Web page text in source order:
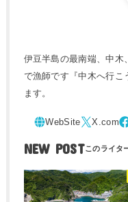
伊豆半島の最南端、中木
で漁師です『中木へ行こ
ます。
NEW POST